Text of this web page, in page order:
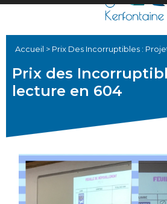
Accueil > Prix Des Incorruptibles :
Prix des
lecture en 604